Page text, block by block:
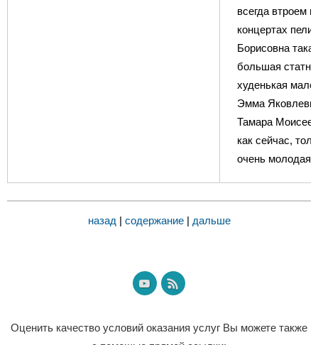
всегда втроем
концертах
Борисовна
большая
худенькая
Эмма
Тамара
как сейчас,
очень молодая.
назад | содержание| дальше
Оценить качество условий оказания услуг Вы можете также